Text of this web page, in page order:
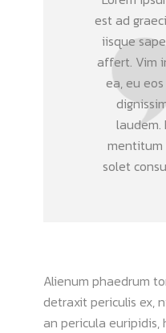
est ad
iisque
affert. Vim
ea, eu
laudem.
mentitum
solet
Alienum phaedrum
detraxit periculis ex,
an pericula euripidis,